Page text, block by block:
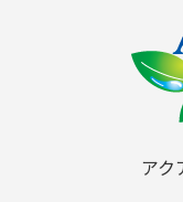
アク